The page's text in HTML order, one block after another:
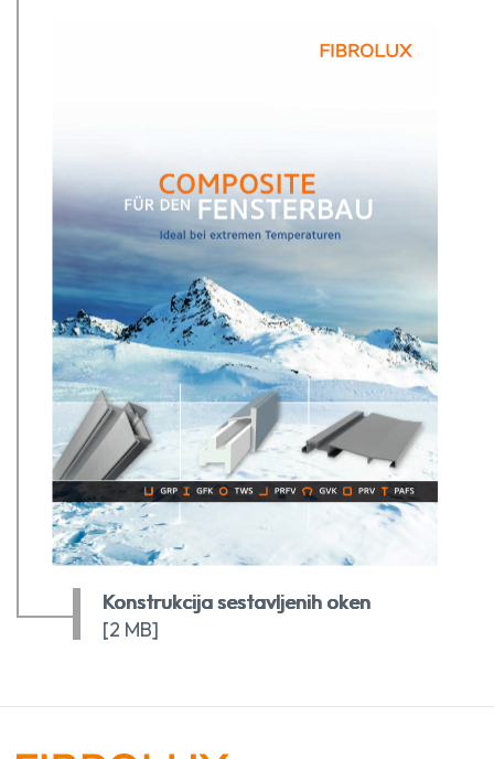
Konstrukcija sestavljenih oken
[2 MB]